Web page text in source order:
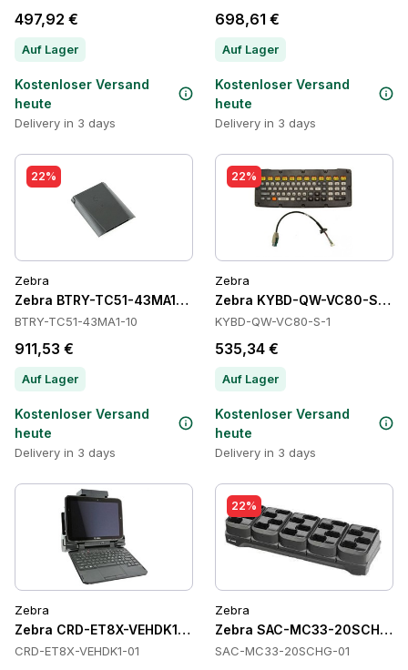
497,92 €
Auf Lager
Kostenloser Versand
heute
Delivery in 3 days
698,61 €
Auf Lager
Kostenloser Versand
heute
Delivery in 3 days
22%
Zebra
Zebra BTRY-TC51-43MA1-10 Batteries
BTRY-TC51-43MA1-10
911,53 €
Auf Lager
Kostenloser Versand
heute
Delivery in 3 days
22%
Zebra
Zebra KYBD-QW-VC80-S-1
KYBD-QW-VC80-S-1
535,34 €
Auf Lager
Kostenloser Versand
heute
Delivery in 3 days
Zebra
Zebra CRD-ET8X-VEHDK1-01 Cradles
CRD-ET8X-VEHDK1-01
22%
Zebra
Zebra SAC-MC33-20SCHG-
SAC-MC33-20SCHG-01